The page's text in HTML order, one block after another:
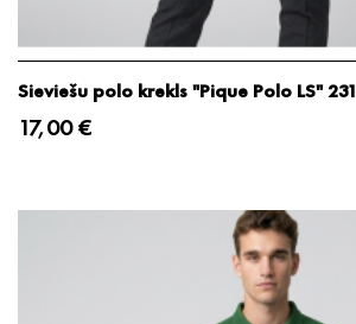
Sieviešu polo krekls "Pique Polo LS" 231
17,00 €